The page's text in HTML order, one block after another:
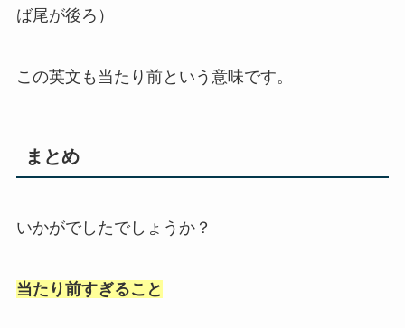
ば尾が後ろ）
この英文も当たり前という意味です。
まとめ
いかがでしたでしょうか？
当たり前すぎること